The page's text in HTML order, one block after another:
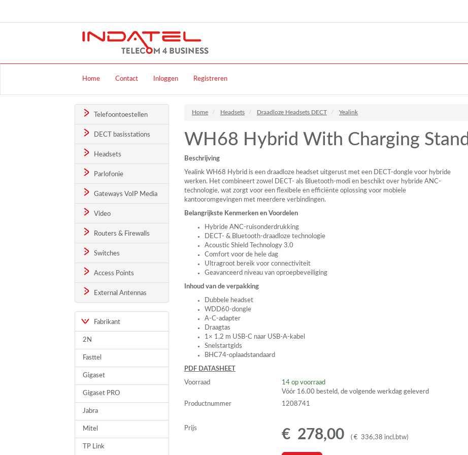
Home Contact Inloggen Registreren
Telefoontoestellen
DECT basisstations
Headsets
Parlofonie
Gateways VoIP Media
Video
Routers & Firewalls
Switches
Access Points
External Antennas
Fabrikant
2N
Fasttel
Gigaset
Gigaset PRO
Jabra
Mitel
TP Link
Home Headsets Draadloze Headsets DECT Yealink
WH68 Hybrid With Charging Stand
Beschrijving
Yealink WH68 Hybrid is een draadloze headset uitgerust met een DECT -dongle voor hybride
werken. Het combineert zowel
DECT - als Bluetooth-modi en beschikt over hybride ANC-
technologie, wat zorgt voor een flexibele en efficiënte oplossing voor mobiele
kantooromgevingen met meerdere verbindingen.
Belangrijkste Kenmerken en Voordelen
Hybride ANC-ruisonderdrukking
DECT - & Bluetooth-draadloze technologie
Acoustic Shield Technology 3.0
Comfort voor de hele dag
Ultragroot bereik voor connectiviteit
Geavanceerd niveau van oproepbeveiliging
Inhoud van de verpakking
Dubbele headset
WDD60-dongle
A-C-adapter
Draagtas
1× 1,2 m USB-C naar USB-A-kabel
Snelstartgids
BHC74-oplaadstandaard
PDF DATASHEET
Voorraad 14 op voorraad
Vóór 16.00 besteld, de volgende werkdag geleverd
Productnummer
1208741
Prijs € 278,00 ( € 336,38 incl.btw)